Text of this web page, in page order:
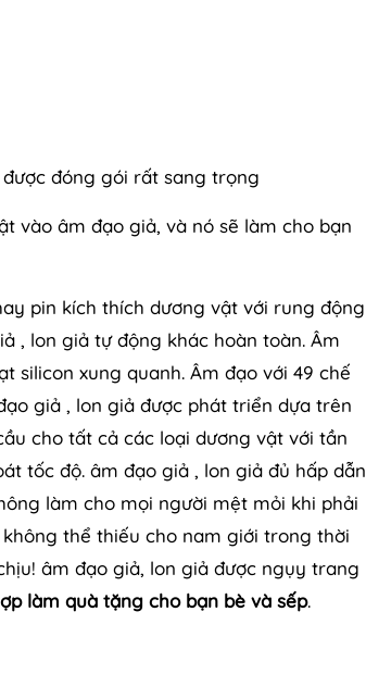
sang trọng
vào âm đạo giả, và nó sẽ làm cho bạn
pin kích thích dương vật với rung động
, lon giả tự động khác hoàn toàn. Âm
silicon xung quanh. Âm đạo với 49 chế
giả , lon giả được phát triển dựa trên
cho tất cả các loại dương vật với tần
tốc độ. âm đạo giả , lon giả đủ hấp dẫn
làm cho mọi người mệt mỏi khi phải
thể thiếu cho nam giới trong thời
âm đạo giả, lon giả được ngụy trang
làm quà tặng cho bạn bè và sếp.